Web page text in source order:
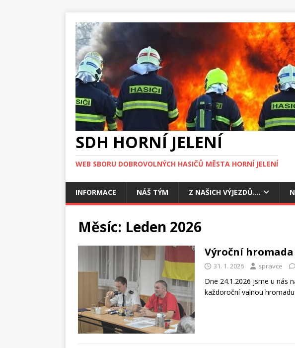
SDH HORNÍ JELENÍ
WEB SBORU DOBROVOLNÝCH HASIČŮ MĚSTA HORNÍ JELENÍ
INFORMACE NÁŠ TÝM Z NAŠICH VÝJEZDŮ….
Měsíc: Leden 2026
Výroční hromada
31. 1. 2026 spravce
Dne 24.1.2026 jsme u nás
každoroční valnou